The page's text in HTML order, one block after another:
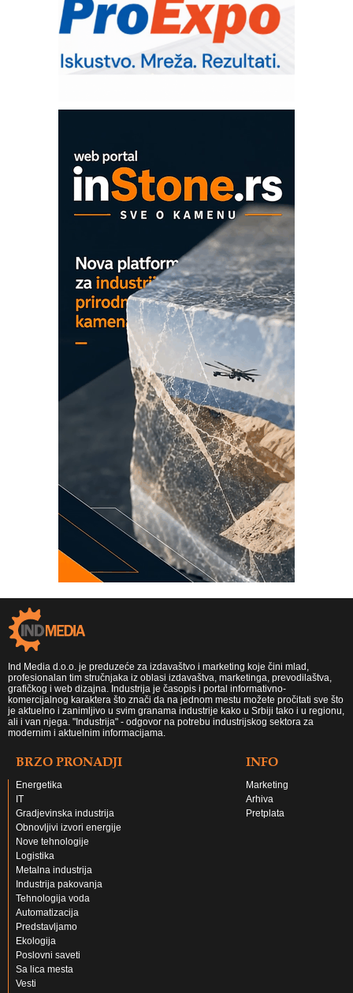
IB BLUMENAUER - više od 40 godina
poverenja u industriji
RMQ-TITAN ADVANCED INDICATOR
– Pametna signalizacija za efikasnije
upravljanje mašinama
era CNC merenja
Proizvodnja iC7 Hybrid 1500 VDC
mrežnog pretvarača sa tečnim
hlađenjem
COMBYPACK
EVOKS Maintenance Management
Ind Media d.o.o. je preduzeće za izdavaštvo i marketing koje čini mlad,
profesionalan tim stručnjaka iz oblasi izdavaštva, marketinga, prevodilaštva,
grafičkog i web dizajna. Industrija je časopis i portal informativno-
komercijalnog karaktera što znači da na jednom mestu možete pročitati sve što
je aktuelno i zanimljivo u svim granama industrije kako u Srbiji tako i u regionu,
ali i van njega. "Industrija" - odgovor na potrebu industrijskog sektora za
modernim i aktuelnim informacijama.
BRZO PRONADJI
Energetika
IT
Gradjevinska industrija
Obnovljivi izvori energije
Nove tehnologije
Logistika
Metalna industrija
Industrija pakovanja
Tehnologija voda
Automatizacija
Predstavljamo
Ekologija
Poslovni saveti
Sa lica mesta
Vesti
INFO
Marketing
Arhiva
Pretplata